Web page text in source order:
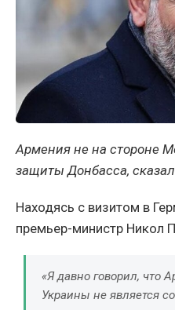
Армения не на стороне
защиты Донбасса,
Находясь с визитом в
премьер-министр Никол
«Я давно говорил, что
Украины не является